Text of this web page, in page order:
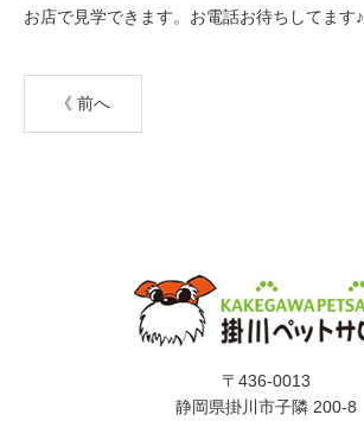
お店で見学できます。お電話お待ちしてます♪
《 前へ
〒436-0013
静岡県掛川市子隣 200-8